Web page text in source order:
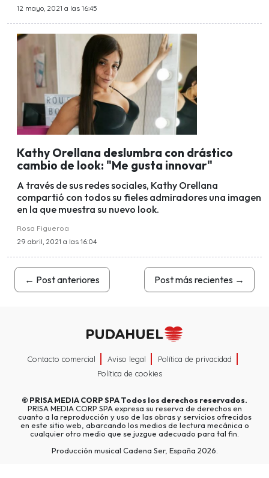
12 mayo, 2021 a las 16:45
Kathy Orellana deslumbra con drástico
cambio de look: "Me gusta innovar"
A través de sus redes sociales, Kathy Orellana
compartió con todos su fieles admiradores una imagen
en la que muestra su nuevo look.
Rosa Figueroa
29 abril, 2021 a las 16:04
← Post anteriores Post más recientes →
Contacto comercial Aviso legal
Política de privacidad
Política de cookies
© PRISA MEDIA CORP SPATodos los derechos reservados.
PRISA MEDIA CORP SPA expresa su reserva de derechos en
cuanto a la reproducción y uso de las obras y servicios ofrecidos
en este sitio web, abarcando los medios de lectura mecánica o
cualquier otro medio que se juzgue adecuado para tal fin.
Producción musical Cadena Ser, España 2026.